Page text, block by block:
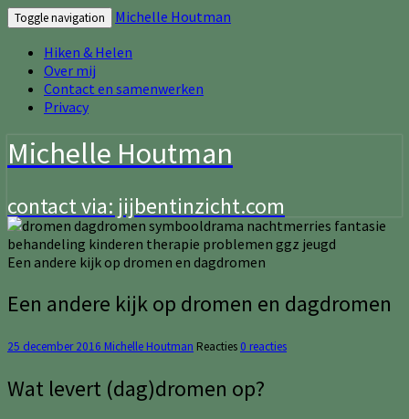
Toggle navigation
Michelle Houtman
Hiken & Helen
Over mij
Contact en samenwerken
Privacy
Michelle Houtman
contact via: jijbentinzicht.com
Een andere kijk op dromen en dagdromen
Een andere kijk op dromen en dagdromen
25 december 2016 Michelle Houtman Reacties 0 reacties
Wat levert (dag)dromen op?